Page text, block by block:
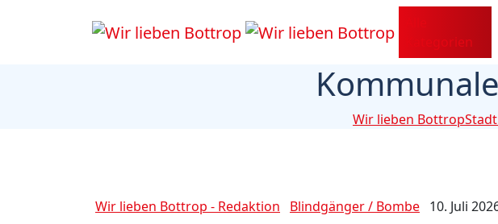
Kategorien
Wir lieben Bottrop
Wir lieben Bottrop - Redaktion Blindgänger / Bombe 10. Juli